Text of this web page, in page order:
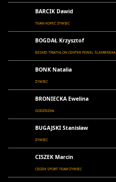
BARCIK Dawid
TEAM KOPEĆ ŻYWIEC
BOGDAŁ Krzysztof
BESKID TRIATHLON CENTER PEWEL ŚLEMIEŃSKA
BONK Natalia
ŻYWIEC
BRONIECKA Ewelina
GODZISZKA
BUGAJSKI Stanisław
ŻYWIEC
CISZEK Marcin
CISZEK SPORT TEAM ŻYWIEC